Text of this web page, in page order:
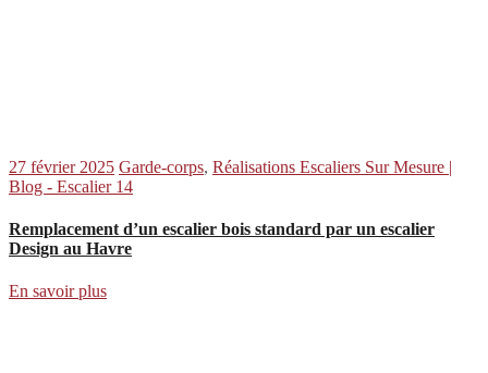
27 février 2025 Garde-corps, Réalisations Escaliers Sur Mesure |
Blog - Escalier 14
Remplacement d’un escalier bois standard par un escalier
Design au Havre
En savoir plus